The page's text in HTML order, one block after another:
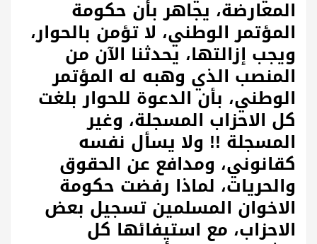
المعارضة، يجاهر بأن حكومة
المؤتمر الوطني، لا تؤمن بالحوار،
ويجب إزالتها، يحدثنا الآن من
المنصب الذي وهبه له المؤتمر
الوطني، بأن الدعوة للحوار بلغت
كل الاحزاب المسجلة، وغير
المسجلة !! ولا يسأل نفسه
كقانوني، ومدافع عن الحقوق
والحريات، لماذا رفضت حكومة
الاخوان المسلمين تسجيل بعض
الاحزاب، مع استيفائها كل